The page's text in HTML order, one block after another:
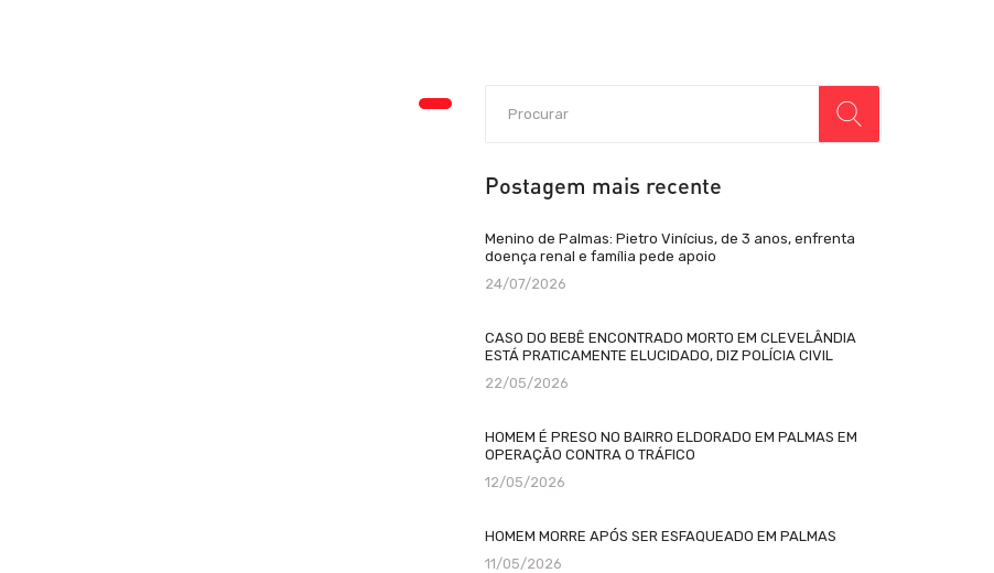
Postagem mais recente
Menino de Palmas: Pietro Vinícius, de 3 anos, enfrenta
doença renal e família pede apoio
24/07/2026
CASO DO BEBÊ ENCONTRADO MORTO EM CLEVELÂNDIA
ESTÁ PRATICAMENTE ELUCIDADO, DIZ POLÍCIA CIVIL
22/05/2026
HOMEM É PRESO NO BAIRRO ELDORADO EM PALMAS EM
OPERAÇÃO CONTRA O TRÁFICO
12/05/2026
HOMEM MORRE APÓS SER ESFAQUEADO EM PALMAS
11/05/2026